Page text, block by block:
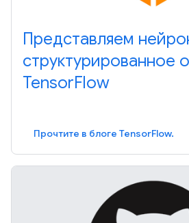
Представляем
структурированное
TensorFlow
Прочтите в блоге TensorFlow.